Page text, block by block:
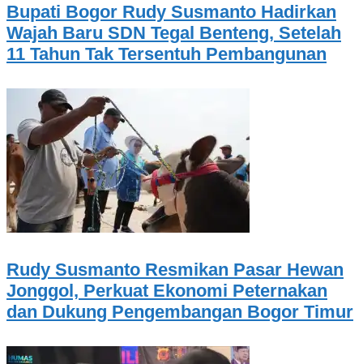
Bupati Bogor Rudy Susmanto Hadirkan
Wajah Baru SDN Tegal Benteng, Setelah
11 Tahun Tak Tersentuh Pembangunan
Rudy Susmanto Resmikan Pasar Hewan
Jonggol, Perkuat Ekonomi Peternakan
dan Dukung Pengembangan Bogor Timur